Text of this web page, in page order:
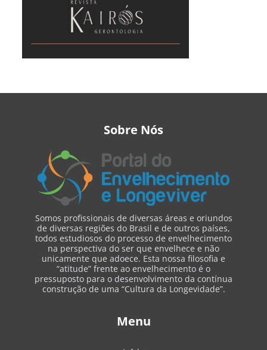
Sobre Nós
Somos profissionais de diversas áreas e oriundos
de diversas regiões do Brasil e de outros países,
todos estudiosos do processo de envelhecimento
na perspectiva do ser que envelhece e não
unicamente que adoece. Esta nossa filosofia e
“atitude” frente ao envelhecimento é o
pressuposto para o desenvolvimento da contínua
construção de uma “Cultura da Longevidade”.
Menu